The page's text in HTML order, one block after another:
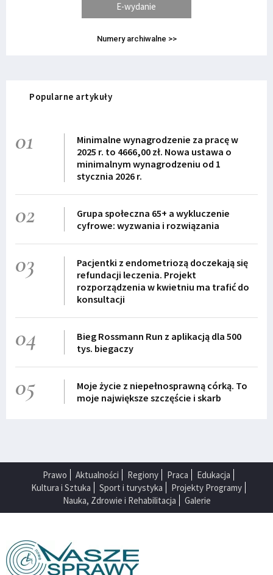
E-wydanie
Numery archiwalne >>
Popularne artykuły
01
Minimalne wynagrodzenie za pracę w
2025 r. to 4666,00 zł. Nowa ustawa o
minimalnym wynagrodzeniu od 1
stycznia 2026 r.
02
Grupa społeczna 65+ a wykluczenie
cyfrowe: wyzwania i rozwiązania
03
Pacjentki z endometriozą doczekają się
refundacji leczenia. Projekt
rozporządzenia w kwietniu ma trafić do
konsultacji
04
Bieg Rossmann Run z aplikacją dla 500
tys. biegaczy
05
Moje życie z niepełnosprawną córką. To
moje największe szczęście i skarb
Prawo Aktualności Regiony Praca
Edukacja
Kultura i Sztuka
Sport i turystyka
Projekty Programy
Nauka, Zdrowie i Rehabilitacja
Galerie